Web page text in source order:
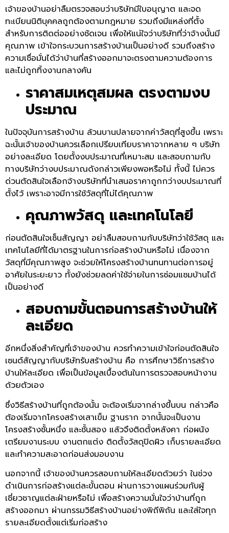
เจ้าของบ้านอย่าลืมตรวจสอบว่าบริษัทมีใบอนุญาต และจด
ทะเบียนนิติบุคคลถูกต้องตามกฎหมาย รวมถึงมีแหล่งที่ตั้ง
สำหรับการติดต่ออย่างชัดเจน เพื่อให้แน่ใจว่าบริษัทที่ว่าจ้างนั้นมี
คุณภาพ เข้าใจกระบวนการสร้างบ้านเป็นอย่างดี รวมถึงสร้าง
ความเชื่อมั่นได้ว่าบ้านที่สร้างออกมาจะตรงตามความต้องการ
และไม่ถูกทิ้งงานกลางคัน
ราคาสมเหตุสมผล ตรงตามงบ
ประมาณ
ในปัจจุบันการสร้างบ้าน ล้วนบานปลายจากค่าวัสดุที่สูงขึ้น เพราะ
ฉะนั้นเจ้าของบ้านควรเลือกเปรียบเทียบราคาจากหลาย ๆ บริษัท
อย่างละเอียด โดยตั้งงบประมาณที่เหมาะสม และสอบถามกับ
ทางบริษัทว่างบประมาณดังกล่าวเพียงพอหรือไม่ ทั้งนี้ ไม่ควร
ด่วนตัดสินใจเลือกจ้างบริษัทที่นำเสนอราคาถูกกว่างบประมาณที่
ตั้งไว้ เพราะอาจมีการใช้วัสดุที่ไม่ได้คุณภาพ
คุณภาพวัสดุ และเทคโนโลยี
ก่อนตัดสินใจเซ็นสัญญา อย่าลืมสอบถามกับบริษัทว่าใช้วัสดุ และ
เทคโนโลยีที่ได้มาตรฐานในการก่อสร้างบ้านหรือไม่ เนื่องจาก
วัสดุที่มีคุณภาพสูง จะช่วยให้โครงสร้างบ้านทนทานต่อการอยู่
อาศัยในระยะยาว ทั้งยังช่วยลดค่าใช้จ่ายในการซ่อมแซมบ้านได้
เป็นอย่างดี
สอบถามขั้นตอนการสร้างบ้านให้
ละเอียด
อีกหนึ่งสิ่งสำคัญที่เจ้าของบ้าน ควรทำความเข้าใจก่อนตัดสินใจ
เซนต์สัญญากับบริษัทรับสร้างบ้าน คือ การศึกษาวิธีการสร้าง
บ้านให้ละเอียด เพื่อเป็นข้อมูลเบื้องต้นในการตรวจสอบหน้างาน
ด้วยตัวเอง
ซึ่งวิธีสร้างบ้านที่ถูกต้องนั้น จะต้องเริ่มจากล่างขึ้นบน กล่าวคือ
ต้องเริ่มจากโครงสร้างเสาเข็ม ฐานราก จากนั้นจะเป็นงาน
โครงสร้างชั้นหนึ่ง และชั้นสอง แล้วจึงติดตั้งหลังคา ก่อผนัง
เตรียมงานระบบ งานตกแต่ง ติดตั้งวัสดุปิดผิว เก็บรายละเอียด
และทำความสะอาดก่อนส่งมอบงาน
นอกจากนี้ เจ้าของบ้านควรสอบถามให้ละเอียดด้วยว่า ในช่วง
ดำเนินการก่อสร้างแต่ละขั้นตอน ผ่านการวางแผนร่วมกับผู้
เชี่ยวชาญแต่ละฝ่ายหรือไม่ เพื่อสร้างความมั่นใจว่าบ้านที่ถูก
สร้างออกมา ผ่านกรรมวิธีสร้างบ้านอย่างพิถีพิถัน และใส่ใจทุก
รายละเอียดตั้งแต่เริ่มก่อสร้าง